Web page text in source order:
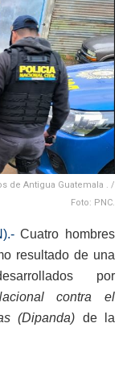
de Antigua Guatemala . /
Foto: PNC.
Cuatro hombres
resultado de una
por
contra el
(Dipanda) de la